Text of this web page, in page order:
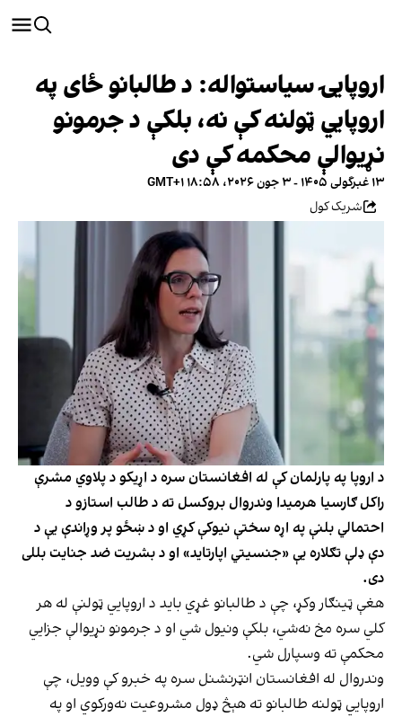
اروپایۍ سیاستواله: د طالبانو ځای په
اروپايي ټولنه کې نه، بلکې د جرمونو
نړیوالې محکمه کې دی
۱۳ غبرگولی ۱۴۰۵ - ۳ جون ۲۰۲۶، ۱۸:۵۸ GMT+۱
شریک کول
د اروپا په پارلمان کې له افغانستان سره د اړیکو د پلاوي مشرې
راکل ګارسیا هرمیدا وندر‌وال بروکسل ته د طالب استازو د
احتمالي بلنې په اړه سختې نیوکې کړي او د ښځو پر وړاندې یې د
دې ډلې تګلاره یې «جنسیتي اپارتاید» او د بشریت ضد جنایت بللی
دی.
هغې ټینګار وکړ، چې د طالبانو غړي باید د اروپايي ټولنې له هر
کلي سره مخ نه‌شي، بلکې ونیول شي او د جرمونو نړیوالې جزایي
محکمې ته وسپارل شي.
وندر‌وال له افغانستان انټرنشنل سره په خبرو کې وویل، چې
اروپايي ټولنه طالبانو ته هېڅ ډول مشروعیت نه‌ورکوي او په